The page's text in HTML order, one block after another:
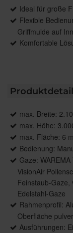
Ideal für große
Flexible
Griffmulde auf
Komfortable
max. Breite:
max. Höhe:
max. Fläche: 6
Bedienung:
Gaze:
VisionAir
Feinstaub-Gaze,
Edelstahl-Gaze
Rahmenprofil:
Oberfläche
Ausführungen: